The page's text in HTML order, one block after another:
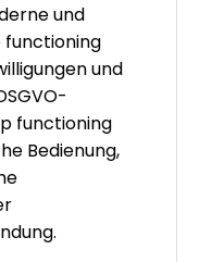
und
functioning
und
functioning
Bedienung,